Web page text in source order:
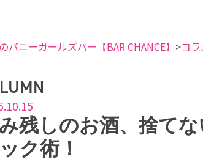
バニーガールズバー【BAR CHANCE】 コ
残しのお酒、捨て
ク術！